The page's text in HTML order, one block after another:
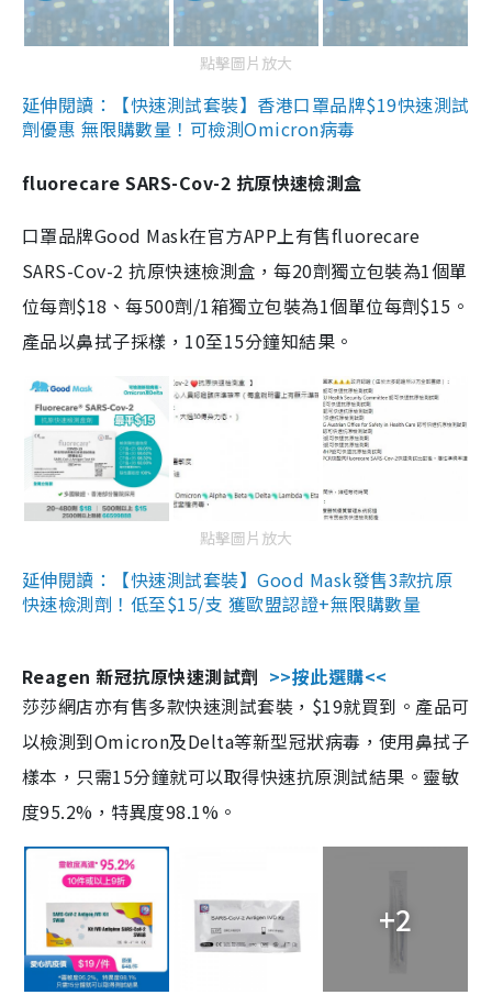
點擊圖片放大
延伸閱讀：【快速測試套裝】香港口罩品牌$19快速測試
劑優惠 無限購數量！可檢測Omicron病毒
fluorecare SARS-Cov-2 抗原快速檢測盒
口罩品牌Good Mask在官方APP上有售fluorecare
SARS-Cov-2 抗原快速檢測盒，每20劑獨立包裝為1個單
位每劑$18、每500劑/1箱獨立包裝為1個單位每劑$15。
產品以鼻拭子採樣，10至15分鐘知結果。
點擊圖片放大
延伸閱讀：【快速測試套裝】Good Mask發售3款抗原
快速檢測劑！低至$15/支 獲歐盟認證+無限購數量
Reagen 新冠抗原快速測試劑 >>按此選購<<
莎莎網店亦有售多款快速測試套裝，$19就買到。產品可
以檢測到Omicron及Delta等新型冠狀病毒，使用鼻拭子
樣本，只需15分鐘就可以取得快速抗原測試結果。靈敏
度95.2%，特異度98.1%。
+2